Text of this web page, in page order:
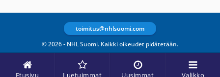
Etusivu Luetuimmat Uusimmat Valikko
© 2026 - NHL Suomi. Kaikki oikeudet pidätetään.
toimitus@nhlsuomi.com